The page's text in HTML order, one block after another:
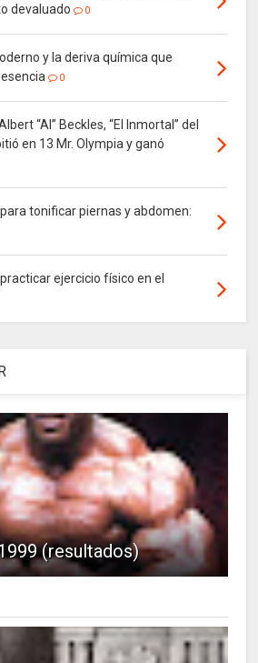
devaluado
0
y la deriva química que
0
“Al” Beckles, “El Inmortal” del
en 13 Mr. Olympia y ganó
tonificar piernas y abdomen:
ejercicio físico en el
(resultados)